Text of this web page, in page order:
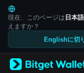
English
日本語
Tiếng Việt
Русский
Español (Latinoamérica)
Italiano
現在、このページは日本語
えますか？
Englishに切